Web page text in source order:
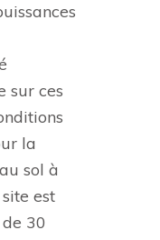
sur ces
la
sol à
est
30